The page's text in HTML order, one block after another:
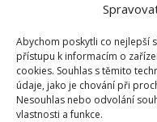
Abychom poskytli co nejlepší
přístupu k informacím o
cookies. Souhlas s těmito
údaje, jako je chování při
Nesouhlas nebo odvolání
vlastnosti a funkce.